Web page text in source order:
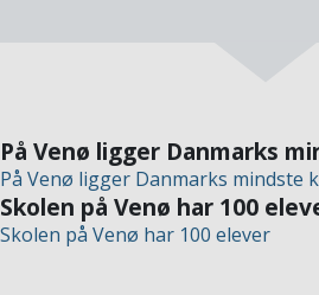
På Venø ligger Danmarks
På Venø ligger Danmarks mindste
Skolen på Venø har 100
Skolen på Venø har 100 elever